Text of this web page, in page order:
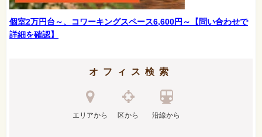
個室2万円台～、コワーキングスペース6,600円～【問い合わせで
詳細を確認】
オフィス検索
エリアから 区から 沿線から